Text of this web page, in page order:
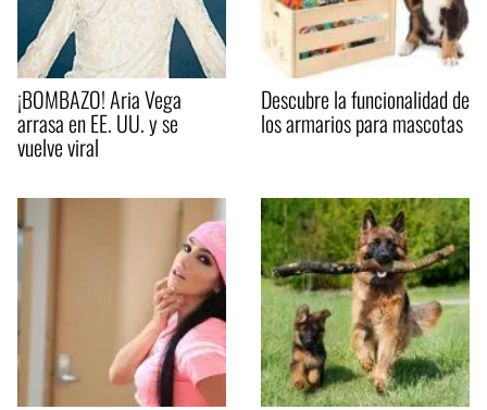
¡BOMBAZO! Aria Vega
arrasa en EE. UU. y se
vuelve viral
Descubre la funcionalidad de
los armarios para mascotas